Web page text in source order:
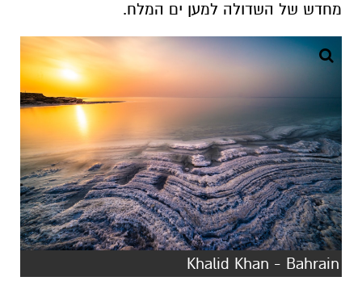
מחדש של השדולה למען ים המלח.
Khalid Khan - Bahrain